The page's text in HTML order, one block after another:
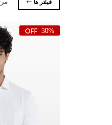
30%